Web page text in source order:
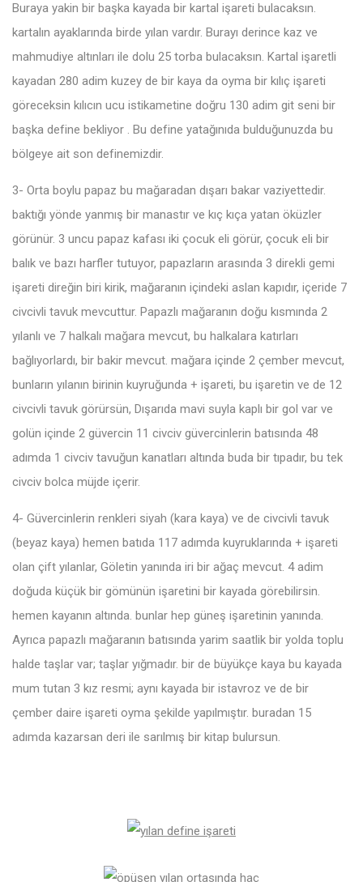
Buraya yakin bir başka kayada bir kartal işareti bulacaksın.
kartalın ayaklarında birde yılan vardır. Burayı derince kaz ve
mahmudiye altınları ile dolu 25 torba bulacaksın. Kartal işaretli
kayadan 280 adim kuzey de bir kaya da oyma bir kılıç işareti
göreceksin kılıcın ucu istikametine doğru 130 adim git seni bir
başka define bekliyor . Bu define yatağınıda bulduğunuzda bu
bölgeye ait son definemizdir.
3- Orta boylu papaz bu mağaradan dışarı bakar vaziyettedir.
baktığı yönde yanmış bir manastır ve kıç kıça yatan öküzler
görünür. 3 uncu papaz kafası iki çocuk eli görür, çocuk eli bir
balık ve bazı harfler tutuyor, papazların arasında 3 direkli gemi
işareti direğin biri kirik, mağaranın içindeki aslan kapıdır, içeride 7
civcivli tavuk mevcuttur. Papazlı mağaranın doğu kısmında 2
yılanlı ve 7 halkalı mağara mevcut, bu halkalara katırları
bağlıyorlardı, bir bakir mevcut. mağara içinde 2 çember mevcut,
bunların yılanın birinin kuyruğunda + işareti, bu işaretin ve de 12
civcivli tavuk görürsün, Dışarıda mavi suyla kaplı bir gol var ve
golün içinde 2 güvercin 11 civciv güvercinlerin batısında 48
adımda 1 civciv tavuğun kanatları altında buda bir tıpadır, bu tek
civciv bolca müjde içerir.
4- Güvercinlerin renkleri siyah (kara kaya) ve de civcivli tavuk
(beyaz kaya) hemen batıda 117 adımda kuyruklarında + işareti
olan çift yılanlar, Göletin yanında iri bir ağaç mevcut. 4 adim
doğuda küçük bir gömünün işaretini bir kayada görebilirsin.
hemen kayanın altında. bunlar hep güneş işaretinin yanında.
Ayrıca papazlı mağaranın batısında yarim saatlik bir yolda toplu
halde taşlar var; taşlar yığmadır. bir de büyükçe kaya bu kayada
mum tutan 3 kız resmi; aynı kayada bir istavroz ve de bir
çember daire işareti oyma şekilde yapılmıştır. buradan 15
adımda kazarsan deri ile sarılmış bir kitap bulursun.